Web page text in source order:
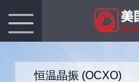
恒温晶振 (OCXO)